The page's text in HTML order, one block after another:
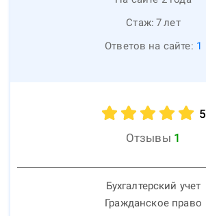
Стаж: 7лет
Ответов на сайте: 1
5
Отзывы 1
Бухгалтерский учет
Гражданское право